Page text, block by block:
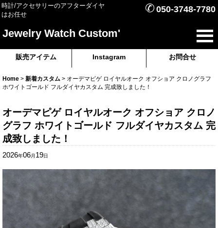
時計/アクセサリーのアフターダイヤ
はお任せ
✆ 050-3748-7780
Jewelry Watch Custom'
販売アイテム Instagram お問合せ
Home > 新着カスタム > オーデマピゲ ロイヤルオーク オフショア クロノグラフ
ホワイトゴールド フルダイヤカスタム 完成致しました！
オーデマピゲ ロイヤルオーク オフショア クロノ
グラフ ホワイトゴールド フルダイヤカスタム 完
成致しました！
2026年06月 19日